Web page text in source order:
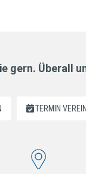
gern. Überall
TERMIN